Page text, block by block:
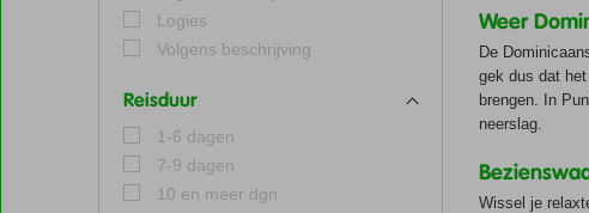
Logies
Volgens beschrijving
Reisduur
1-6 dagen
7-9 dagen
10 en meer dgn
Weer
De
gek dus dat
brengen. In
neerslag.
Wissel je